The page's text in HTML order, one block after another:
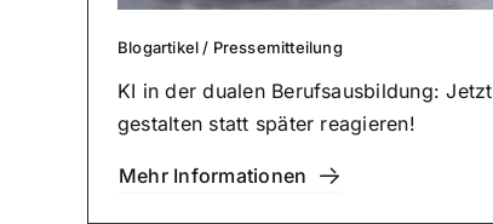
Blog­ar­ti­kel / Pres­se­mit­tei­lung
KI in der dualen Berufs­aus­bil­dung: Jetzt
gestalten statt später reagieren!
Mehr Infor­ma­tio­nen